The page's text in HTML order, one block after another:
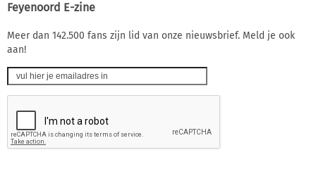
Feyenoord E-zine
Meer dan 142.500 fans zijn lid van onze nieuwsbrief. Meld je ook
aan!